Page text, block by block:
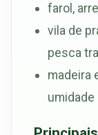
farol,
vila de
pesca
madeira
umidade